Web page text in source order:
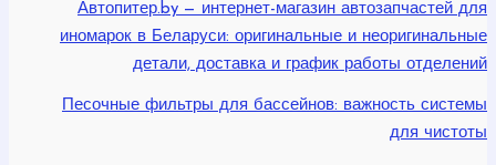
Автопитер.by — интернет-магазин автозапчастей для
иномарок в Беларуси: оригинальные и неоригинальные
детали, доставка и график работы отделений
Песочные фильтры для бассейнов: важность системы
для чистоты